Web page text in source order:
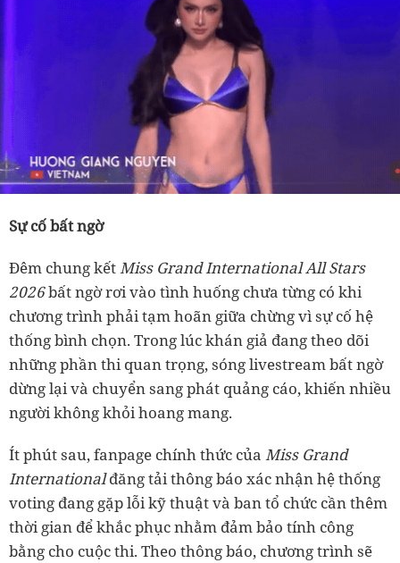
Sự cố bất ngờ
Đêm chung kếtMiss Grand International All Stars
2026bất ngờ rơi vào tình huống chưa từng có khi
chương trình phải tạm hoãn giữa chừng vì sự cố hệ
thống bình chọn. Trong lúc khán giả đang theo dõi
những phần thi quan trọng, sóng livestream bất ngờ
dừng lại và chuyển sang phát quảng cáo, khiến nhiều
người không khỏi hoang mang.
Ít phút sau, fanpage chính thức của Miss Grand
Internationalđăng tải thông báo xác nhận hệ thống
voting đang gặp lỗi kỹ thuật và ban tổ chức cần thêm
thời gian để khắc phục nhằm đảm bảo tính công
bằng cho cuộc thi. Theo thông báo, chương trình sẽ